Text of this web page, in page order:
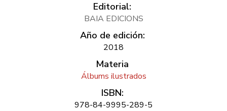
Editorial:
BAIA EDICIONS
Año de edición:
2018
Materia
Álbums ilustrados
ISBN:
978-84-9995-289-5